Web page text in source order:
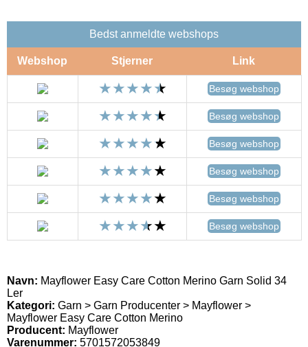
Bedst anmeldte webshops
Webshop Stjerner Link
Besøg webshop
Besøg webshop
Besøg webshop
Besøg webshop
Besøg webshop
Besøg webshop
Navn: Mayflower Easy Care Cotton Merino Garn Solid 34
Ler
Kategori: Garn > Garn Producenter > Mayflower >
Mayflower Easy Care Cotton Merino
Producent: Mayflower
Varenummer: 5701572053849